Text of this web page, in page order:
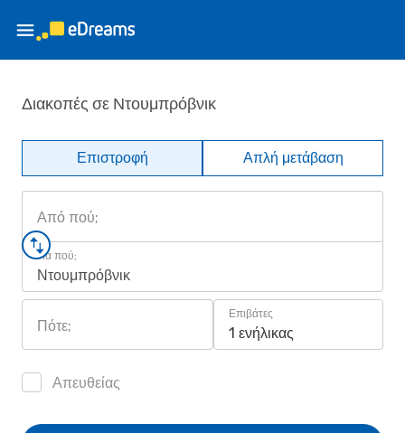
Διακοπές σε Ντουμπρόβνικ
Επιστροφή Απλή μετάβαση
Από πού;
Για πού;
Ντουμπρόβνικ
Πότε;
Επιβάτες
1 ενήλικας
Απευθείας